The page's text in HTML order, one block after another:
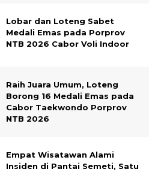
Lobar dan Loteng Sabet
Medali Emas pada Porprov
NTB 2026 Cabor Voli Indoor
Raih Juara Umum, Loteng
Borong 16 Medali Emas pada
Cabor Taekwondo Porprov
NTB 2026
Empat Wisatawan Alami
Insiden di Pantai Semeti, Satu